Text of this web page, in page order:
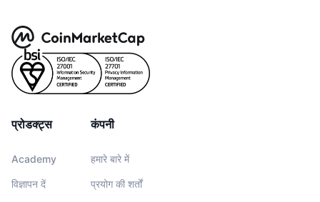
प्रोडक्ट्स
Academy
विज्ञापन दें
कंपनी
हमारे बारे में
प्रयोग की शर्तों